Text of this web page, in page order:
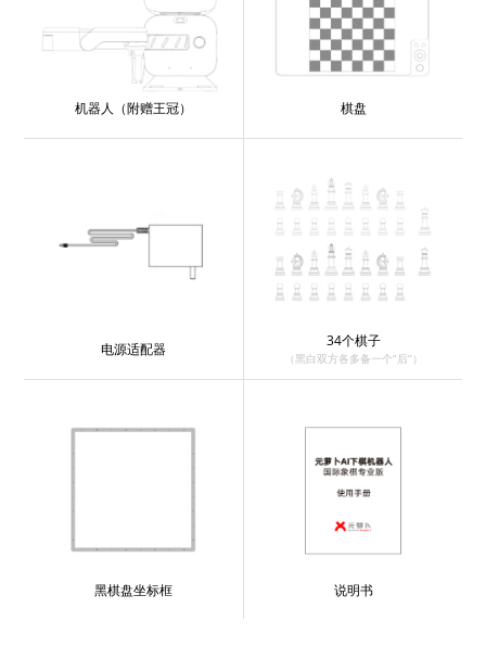
机器人（附赠王冠） 棋盘
电源适配器 34个棋子
（黑白双方各多备一个“后”）
黑棋盘坐标框 说明书